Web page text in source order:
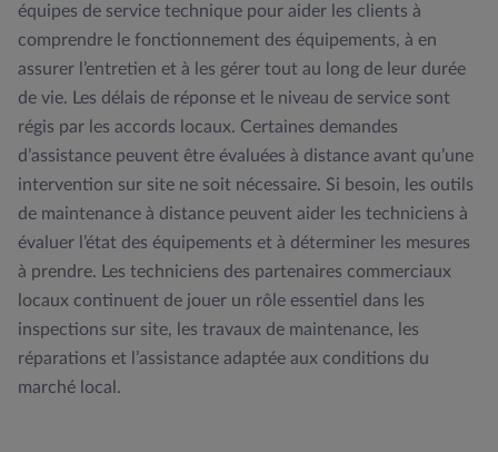
équipes de service technique pour aider les clients à
comprendre le fonctionnement des équipements, à en
assurer l’entretien et à les gérer tout au long de leur durée
de vie. Les délais de réponse et le niveau de service sont
régis par les accords locaux. Certaines demandes
d’assistance peuvent être évaluées à distance avant qu’une
intervention sur site ne soit nécessaire. Si besoin, les outils
de maintenance à distance peuvent aider les techniciens à
évaluer l’état des équipements et à déterminer les mesures
à prendre. Les techniciens des partenaires commerciaux
locaux continuent de jouer un rôle essentiel dans les
inspections sur site, les travaux de maintenance, les
réparations et l’assistance adaptée aux conditions du
marché local.